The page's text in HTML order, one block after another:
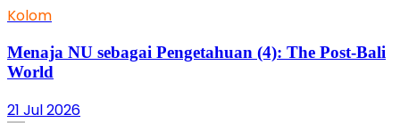
Kolom
Menaja NU sebagai Pengetahuan (4): The Post-Bali
World
21 Jul 2026